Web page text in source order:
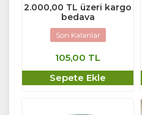
2.000,00 TL üzeri kargo
bedava
Son Kalanlar
105,00 TL
Sepete Ekle